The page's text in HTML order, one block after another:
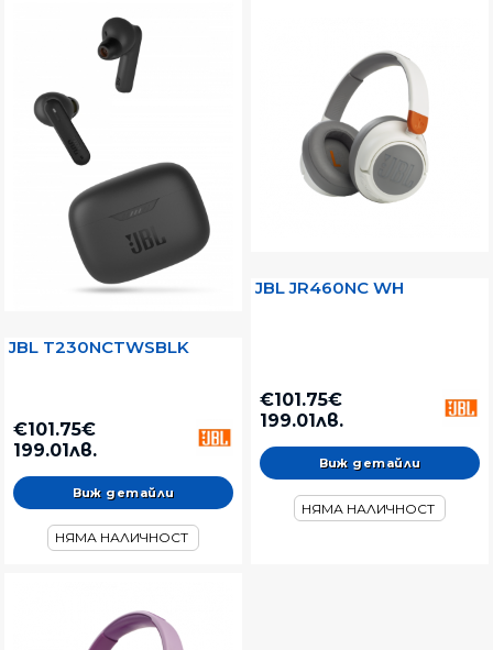
JBL T230NCTWSBLK
€101.75€
199.01лв.
Виж детайли
НЯМА НАЛИЧНОСТ
JBL JR460NC WH
€101.75€
199.01лв.
Виж детайли
НЯМА НАЛИЧНОСТ